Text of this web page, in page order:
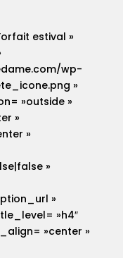
estival »
wp-
»
»outside »
»
»
»
»
»h4″
»center »